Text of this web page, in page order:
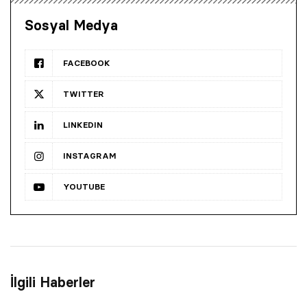
Sosyal Medya
FACEBOOK
TWITTER
LINKEDIN
INSTAGRAM
YOUTUBE
İlgili Haberler